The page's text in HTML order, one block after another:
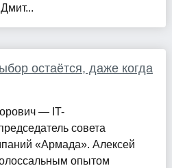
остаётся, даже когда
— IT-
совета
«Армада». Алексей
опытом